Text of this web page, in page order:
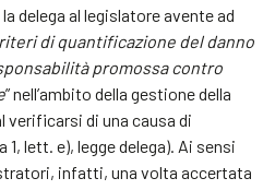
delega al legislatore avente ad
di quantificazione del danno
promossa contro
” nell’ambito della gestione della
di una causa di
lett. e), legge delega). Ai sensi
infatti, una volta accertata